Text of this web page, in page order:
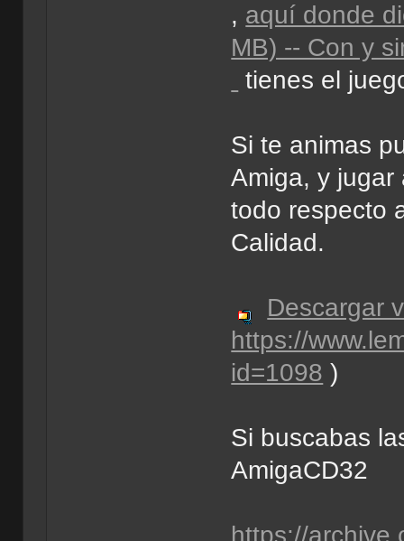
, aquí donde
MB) -- Con y
tienes el
Si te animas
Amiga, y jugar
todo respecto
Calidad.
Descargar
https://
id=1098 )
Si buscabas
AmigaCD32
https://